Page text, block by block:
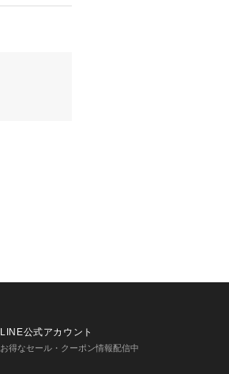
LINE公式アカウント
お得なセール・クーポン情報配信中